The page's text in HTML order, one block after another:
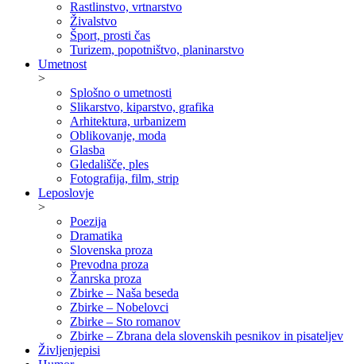
Rastlinstvo, vrtnarstvo
Živalstvo
Šport, prosti čas
Turizem, popotništvo, planinarstvo
Umetnost
>
Splošno o umetnosti
Slikarstvo, kiparstvo, grafika
Arhitektura, urbanizem
Oblikovanje, moda
Glasba
Gledališče, ples
Fotografija, film, strip
Leposlovje
>
Poezija
Dramatika
Slovenska proza
Prevodna proza
Žanrska proza
Zbirke – Naša beseda
Zbirke – Nobelovci
Zbirke – Sto romanov
Zbirke – Zbrana dela slovenskih pesnikov in pisateljev
Življenjepisi